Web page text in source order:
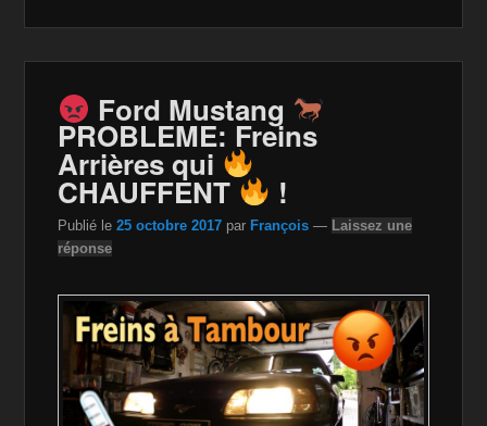
o
k
W
is
h
Li
k
Ford Mustang
PROBLEME: Freins
Arrières qui
CHAUFFENT !
Publié le25 octobre 2017 par François — Laissez une
réponse